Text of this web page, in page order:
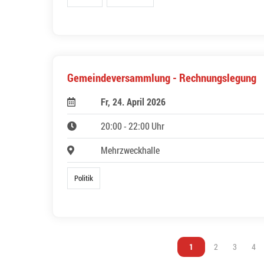
Gemeindeversammlung - Rechnungslegung
Fr, 24. April 2026
20:00 - 22:00 Uhr
Mehrzweckhalle
Politik
Vous êtes sur la page
1 Vous êtes sur la
2 Vous êtes
3 4